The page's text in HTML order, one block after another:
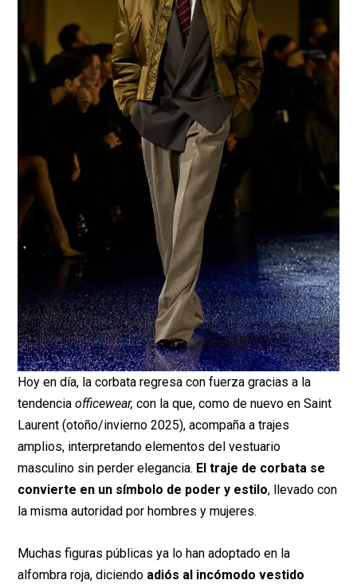
Hoy en día, la corbata regresa con fuerza gracias a la
tendenciaofficewear,con la que, como de nuevo en Saint
Laurent (otoño/invierno 2025), acompaña a trajes
amplios, interpretando elementos del vestuario
masculino sin perder elegancia. El traje de corbata se
convierte en un símbolo de poder y estilo, llevado con
la misma autoridad por hombres y mujeres.
Muchas figuras públicas ya lo han adoptado en la
alfombra roja, diciendo adiós al incómodo vestido